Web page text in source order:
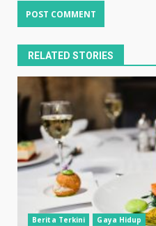
RELATED STORIES
Berita Terkini Gaya Hidup